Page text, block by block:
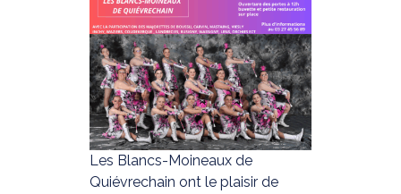
Les Blancs-Moineaux de
Quiévrechain ont le plaisir de